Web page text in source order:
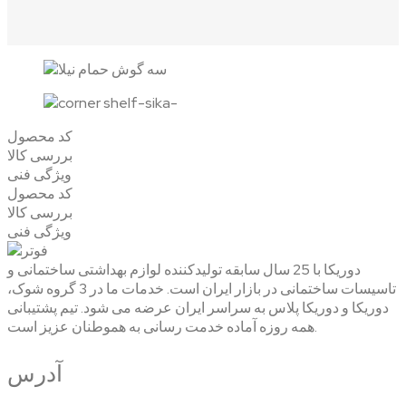
کد محصول
بررسی کالا
ویژگی فنی
کد محصول
بررسی کالا
ویژگی فنی
دوریکا با 25 سال سابقه تولیدکننده لوازم بهداشتی ساختمانی و
تاسیسات ساختمانی در بازار ایران است. خدمات ما در 3 گروه شوک،
دوریکا و دوریکا پلاس به سراسر ایران عرضه می شود. تیم پشتیبانی
همه روزه آماده خدمت رسانی به هموطنان عزیز است.
آدرس